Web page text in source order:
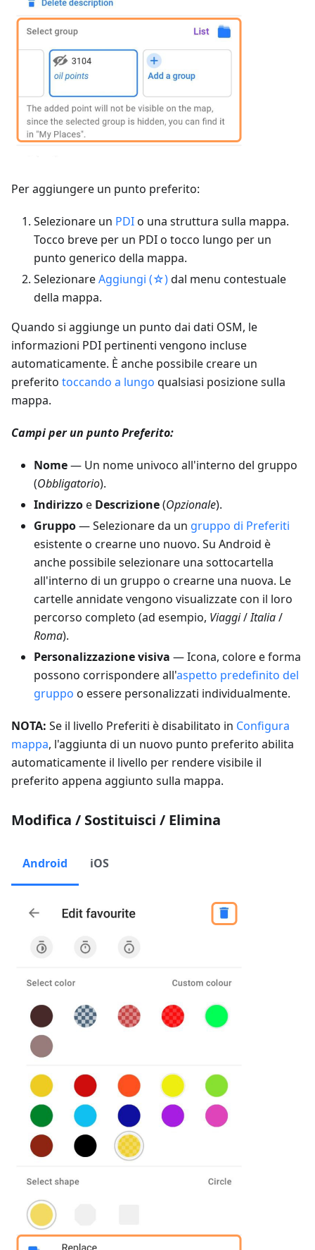
Per aggiungere un punto preferito:
Selezionare un PDIo una struttura sulla mappa.
Tocco breve per un PDI o tocco lungo per un
punto generico della mappa.
SelezionareAggiungi (☆)dal menu contestuale
della mappa.
Quando si aggiunge un punto dai dati OSM, le
informazioni PDI pertinenti vengono incluse
automaticamente. È anche possibile creare un
preferito toccando a lungo qualsiasi posizione sulla
mappa.
Campi per un punto Preferito:
Nome— Un nome univoco all'interno del gruppo
(Obbligatorio).
Indirizzoe Descrizione(Opzionale).
Gruppo— Selezionare da un gruppo di Preferiti
esistente o crearne uno nuovo. Su Android è
anche possibile selezionare una sottocartella
all'interno di un gruppo o crearne una nuova. Le
cartelle annidate vengono visualizzate con il loro
percorso completo (ad esempio, Viaggi/Italia/
Roma).
Personalizzazione visiva — Icona, colore e forma
possono corrispondere all'aspetto predefinito del
gruppo o essere personalizzati individualmente.
NOTA: Se il livello Preferiti è disabilitato in Configura
mappa, l'aggiunta di un nuovo punto preferito abilita
automaticamente il livello per rendere visibile il
preferito appena aggiunto sulla mappa.
Modifica / Sostituisci / Elimina
Android iOS